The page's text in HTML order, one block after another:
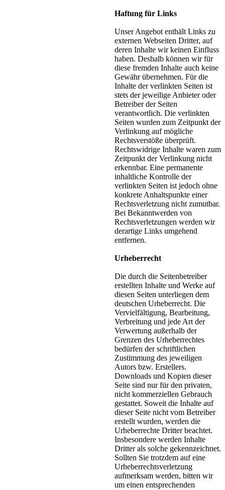
Haftung für Links
Unser Angebot enthält Links zu
externen Webseiten Dritter, auf
deren Inhalte wir keinen Einfluss
haben. Deshalb können wir für
diese fremden Inhalte auch keine
Gewähr übernehmen. Für die
Inhalte der verlinkten Seiten ist
stets der jeweilige Anbieter oder
Betreiber der Seiten
verantwortlich. Die verlinkten
Seiten wurden zum Zeitpunkt der
Verlinkung auf mögliche
Rechtsverstöße überprüft.
Rechtswidrige Inhalte waren zum
Zeitpunkt der Verlinkung nicht
erkennbar. Eine permanente
inhaltliche Kontrolle der
verlinkten Seiten ist jedoch ohne
konkrete Anhaltspunkte einer
Rechtsverletzung nicht zumutbar.
Bei Bekanntwerden von
Rechtsverletzungen werden wir
derartige Links umgehend
entfernen.
Urheberrecht
Die durch die Seitenbetreiber
erstellten Inhalte und Werke auf
diesen Seiten unterliegen dem
deutschen Urheberrecht. Die
Vervielfältigung, Bearbeitung,
Verbreitung und jede Art der
Verwertung außerhalb der
Grenzen des Urheberrechtes
bedürfen der schriftlichen
Zustimmung des jeweiligen
Autors bzw. Erstellers.
Downloads und Kopien dieser
Seite sind nur für den privaten,
nicht kommerziellen Gebrauch
gestattet. Soweit die Inhalte auf
dieser Seite nicht vom Betreiber
erstellt wurden, werden die
Urheberrechte Dritter beachtet.
Insbesondere werden Inhalte
Dritter als solche gekennzeichnet.
Sollten Sie trotzdem auf eine
Urheberrechtsverletzung
aufmerksam werden, bitten wir
um einen entsprechenden